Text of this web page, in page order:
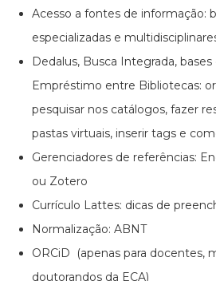
Acesso a fontes de informação:
especializadas e
Dedalus, Busca Integrada,
Empréstimo entre Bibliotecas:
pesquisar nos catálogos, fazer
pastas virtuais, inserir tags e
Gerenciadores de referências:
ou Zotero
Currículo Lattes: dicas de
Normalização: ABNT
ORCiD (apenas para docentes,
doutorandos da ECA)